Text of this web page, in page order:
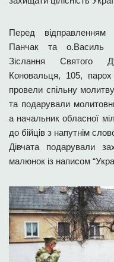
Перед відправленням
Панчак та о.Василь
Зіслання Святого
Коновальця, 105,
провели спільну
та подарували
а начальник обласної
до бійців з напутнім
Дівчата подарували
малюнок із написом